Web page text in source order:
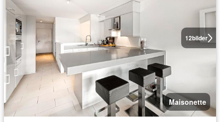
12bilder
Maisonette